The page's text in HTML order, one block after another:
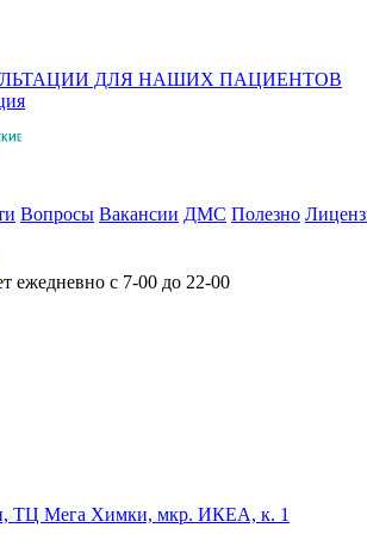
ДЛЯ НАШИХ ПАЦИЕНТОВ
Вопросы Вакансии ДМС Полезно
ежедневно с 7-00 до 22-00
ТЦ Мега Химки, мкр. ИКЕА, к. 1